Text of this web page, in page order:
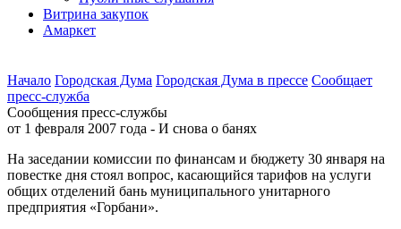
Витрина закупок
Амаркет
Начало Городская Дума Городская Дума в прессе Сообщает
пресс-cлужба
Сообщения пресс-службы
от 1 февраля 2007 года - И снова о банях
На заседании комиссии по финансам и бюджету 30 января на
повестке дня стоял вопрос, касающийся тарифов на услуги
общих отделений бань муниципального унитарного
предприятия «Горбани».